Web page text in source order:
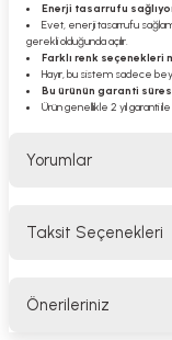
Enerji tasarrufu
Evet, enerji tasarrufu
gerekli olduğunda açılır.
Farklı renk seçenekleri
Hayır, bu sistem sadece
Bu ürünün garanti
Ürün genellikle 2 yıl garanti
Yorumlar
Taksit Seçenekleri
Önerileriniz